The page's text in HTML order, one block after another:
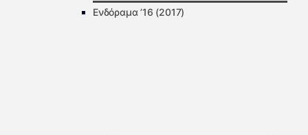
Ενδόραμα ’16 (2017)